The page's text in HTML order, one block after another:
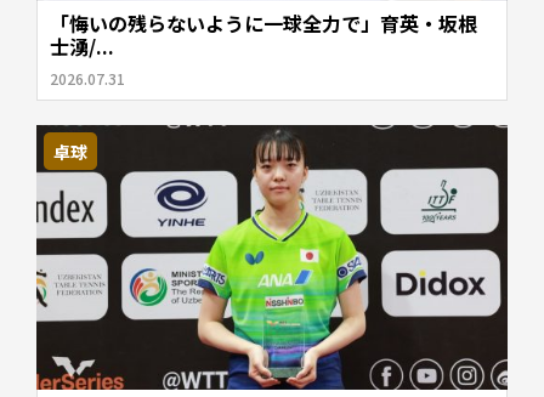
「悔いの残らないように一球全力で」育英・坂根
士湧/...
2026.07.31
卓球